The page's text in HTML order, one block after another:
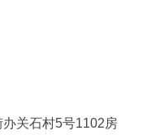
关石村5号1102房